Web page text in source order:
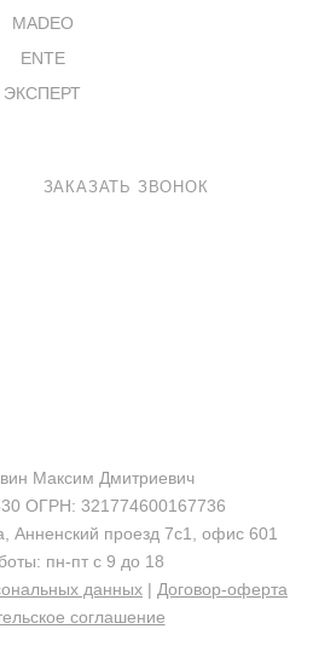
MADEO
ENTE
ЭКСПЕРТ
ЗАКАЗАТЬ ЗВОНОК
Максим Дмитриевич
ОГРН: 321774600167736
Анненский проезд 7с1, офис 601
пн-пт с 9 до 18
данных | Договор-оферта
соглашение